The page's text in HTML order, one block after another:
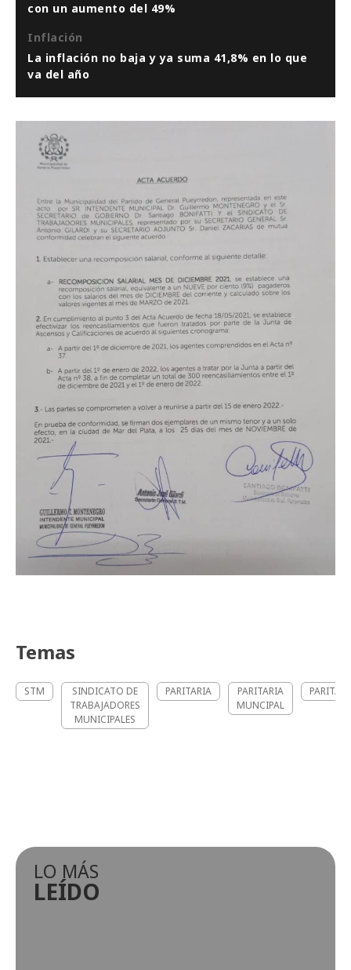
con un aumento del 49%
Inflación
La inflación no baja y ya suma 41,8% en lo que
va del año
Temas
STM
SINDICATO DE
TRABAJADORES
MUNICIPALES
PARITARIA
PARITARIA
MUNCIPAL
LO MÁS
LEÍDO